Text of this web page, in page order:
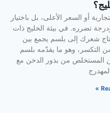
أو السعر الأعلى، بل باختيار
تضرره. في بيئة الخليج ذات
شعرك إلى بلسم يجمع بين
التكسر، وهو ما يقدّمه بلسم
المستخلص من بذور الدخن مع